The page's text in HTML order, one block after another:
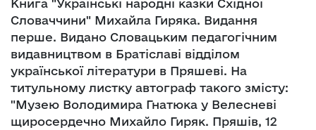
Книга "Українські народні казки Східної
Словаччини" Михайла Гиряка. Видання
перше. Видано Словацьким педагогічним
видавництвом в Братіславі відділом
української літератури в Пряшеві. На
титульному листку автограф такого змісту:
"Музею Володимира Гнатюка у Велесневі
щиросердечно Михайло Гиряк. Пряшів, 12